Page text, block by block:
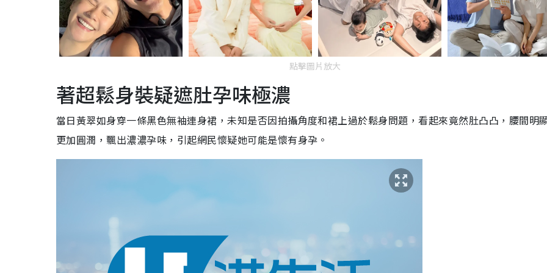
點擊圖片放大
著超鬆身裝疑遮肚孕味極濃
當日黃翠如身穿一條黑色無袖連身裙，未知是否因拍攝角度和裙上過於鬆身問題，看起來竟然肚凸凸，腰間明
更加圓潤，飄出濃濃孕味，引起網民懷疑她可能是懷有身孕。